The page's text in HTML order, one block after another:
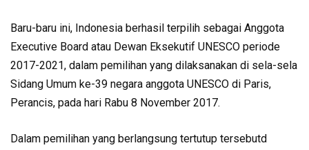
Baru-baru ini, Indonesia berhasil terpilih sebagai Anggota
Executive Board atau Dewan Eksekutif UNESCO periode
2017-2021, dalam pemilihan yang dilaksanakan di sela-sela
Sidang Umum ke-39 negara anggota UNESCO di Paris,
Perancis, pada hari Rabu 8 November 2017.
Dalam pemilihan yang berlangsung tertutup tersebutd